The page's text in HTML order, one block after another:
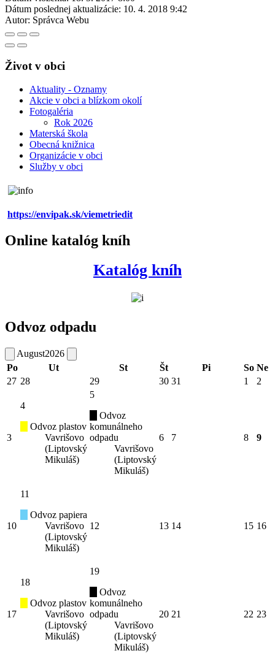
Dátum poslednej aktualizácie: 10. 4. 2018 9:42
Autor: Správca Webu
Život v obci
Aktuality - Oznamy
Akcie v obci a blízkom okolí
Fotogaléria
Rok 2026
Materská škola
Obecná knižnica
Organizácie v obci
Služby v obci
https://envipak.sk/viemetriedit
Online katalóg kníh
Katalóg kníh
Odvoz odpadu
August2026
Po
Ut St Št Pi So Ne
27 28 29 30 31 1 2
3
4
Odvoz plastov
Vavrišovo
(Liptovský
Mikuláš)
5
Odvoz
komunálneho
odpadu
Vavrišovo
(Liptovský
Mikuláš)
6 7 8 9
10
11
Odvoz papiera
Vavrišovo
(Liptovský
Mikuláš)
12 13 14 15 16
17
18
Odvoz plastov
Vavrišovo
(Liptovský
Mikuláš)
19
Odvoz
komunálneho
odpadu
Vavrišovo
(Liptovský
Mikuláš)
20 21 22 23